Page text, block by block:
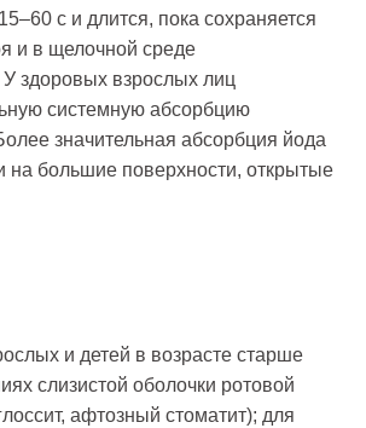
с и длится, пока сохраняется
и в щелочной среде
здоровых взрослых лиц
системную абсорбцию
значительная абсорбция йода
на большие поверхности, открытые
и детей в возрасте старше
слизистой оболочки ротовой
афтозный стоматит); для